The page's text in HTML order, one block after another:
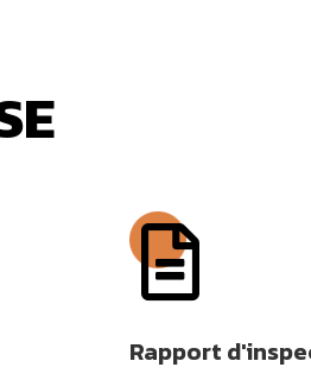

Rapport